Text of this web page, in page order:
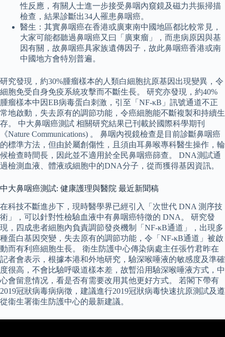
性反應，有關人士進一步接受鼻咽內窺鏡及磁力共振掃描
檢查，結果診斷出34人罹患鼻咽癌。
醫生：其實鼻咽癌在香港或廣東南中國地區都比較常見，
大家可能都聽過鼻咽癌又曰「廣東瘤」，而患病原因與基
因有關，故鼻咽癌具家族遺傳因子，故此鼻咽癌香港或南
中國地方會特別普遍。
研究發現，約30%腫瘤樣本的人類白細胞抗原基因出現變異，令
細胞免受自身免疫系統攻擊而不斷生長。 研究亦發現，約40%
腫瘤樣本中因EB病毒蛋白刺激，引至「NF-κB」訊號通道不正
常地啟動，失去原有的調節功能，令癌細胞能不斷複製和持續生
存。 中大鼻咽癌測試 相關研究結果已刊載於國際科學期刊
《Nature Communications) 。 鼻咽內視鏡檢查是目前診斷鼻咽癌
的標準方法，但由於屬創傷性，且須由耳鼻喉專科醫生操作，輪
候檢查時間長，因此並不適用於全民鼻咽癌篩查。 DNA測試通
過檢測血液、體液或細胞中的DNA分子，從而獲得基因資訊。
中大鼻咽癌測試: 健康護理與醫院 最近新聞稿
在科技不斷進步下，現時醫學界已經引入「次世代 DNA 測序技
術」，可以針對性檢驗血液中有鼻咽癌特徵的 DNA。 研究發
現，四成患者細胞內負責調節發炎機制「NF-κB通道」，出現多
種蛋白基因突變，失去原有的調節功能，令「NF-κB通道」被啟
動而有利癌細胞生長。 衛生防護中心傳染病處主任張竹君昨在
記者會表示，根據本港和外地研究，驗深喉唾液的敏感度及準確
度很高，不會比驗呼吸道樣本差，故暫沿用驗深喉唾液方式，中
心會留意情况，看是否有需要改用其他更好方式。 若閣下帶有
2019冠狀病毒病病徵，建議進行2019冠狀病毒快速抗原測試及遵
從衞生署衞生防護中心的最新建議。